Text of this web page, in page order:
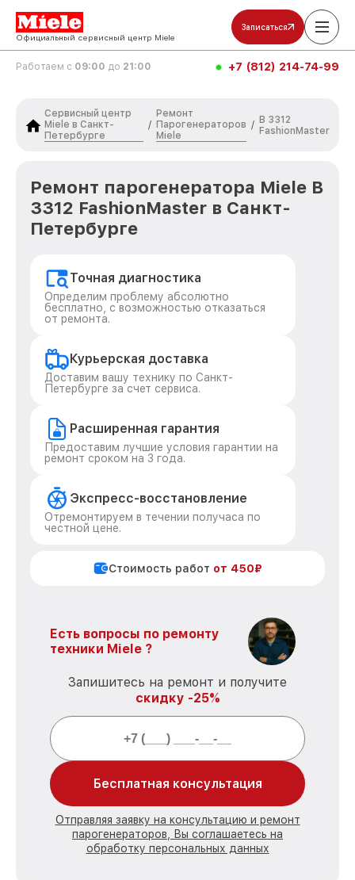
Официальный сервисный центр Miele
Записаться
Работаем с 09:00 до 21:00 +7 (812) 214-74-99
Сервисный центр
Miele в Санкт-
Петербурге
/
Ремонт
Парогенераторов
Miele
/ B 3312
FashionMaster
Ремонт парогенератора Miele B
3312 FashionMaster в Санкт-
Петербурге
Точная диагностика
Определим проблему абсолютно
бесплатно, с возможностью отказаться
от ремонта.
Курьерская доставка
Доставим вашу технику по Санкт-
Петербурге за счет сервиса.
Расширенная гарантия
Предоставим лучшие условия гарантии на
ремонт сроком на 3 года.
Экспресс-восстановление
Отремонтируем в течении получаса по
честной цене.
Стоимость работ от 450₽
Есть вопросы по ремонту
техники Miele ?
Запишитесь на ремонт и получите
скидку -25%
Бесплатная консультация
Отправляя заявку на консультацию и ремонт
парогенераторов, Вы соглашаетесь на
обработку персональных данных